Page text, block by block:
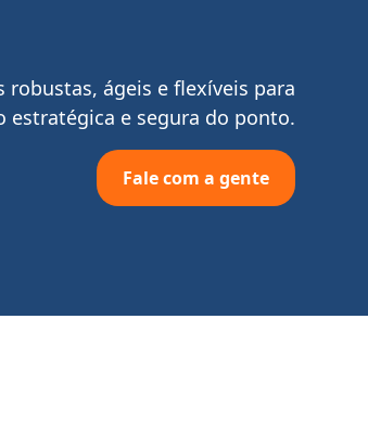
robustas, ágeis e flexíveis para
estratégica e segura do ponto.
Fale com a gente